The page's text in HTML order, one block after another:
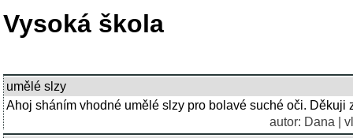
Vysoká škola
umělé slzy
Ahoj sháním vhodné umělé slzy pro bolavé suché oči. Děkuji
autor: Dana |